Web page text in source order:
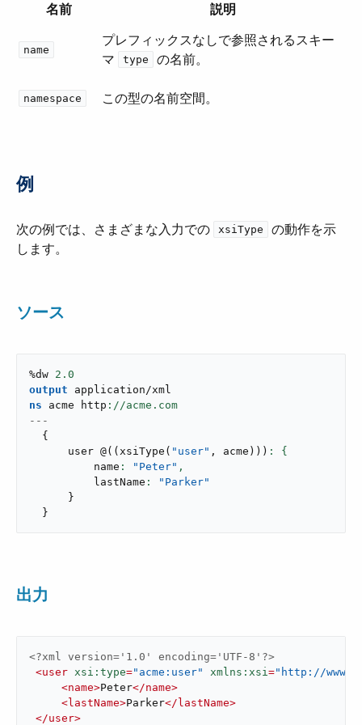
名前 説明
name
プレフィックスなしで参照されるスキー
マ ​
type ​ の名前。
namespace この型の名前空間。
例
次の例では、さまざまな入力での ​ xsiType
​ の動作を示
します。
ソース
%dw 2.0
output
application/xml
ns acme http
---
{
      user
@( ( xsiType ( "user" , acme ) ) )
          name
: "Peter" ,
          lastName
:
"Parker"
}
}
出力
<?xml version='1.0' encoding='UTF-8'?>
<user xsi:type="acme:user" xmlns:xsi="http://
<name>Peter</name>
<lastName>Parker</ lastName>
</user>